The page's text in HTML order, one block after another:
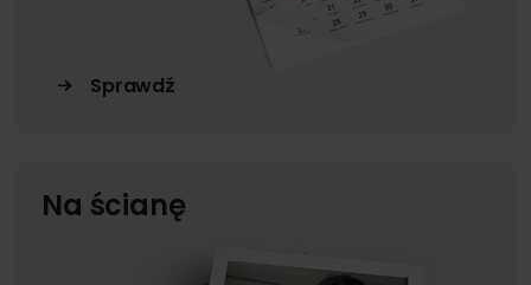
Sprawdź
Na ścianę